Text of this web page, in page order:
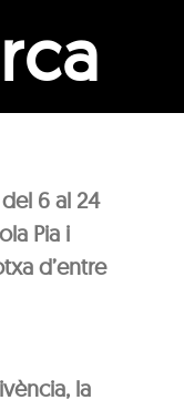
6 al 24
Pia i
d’entre
la